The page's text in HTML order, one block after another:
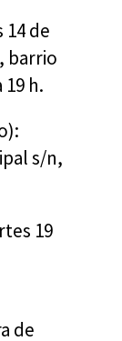
14 de
barrio
19 h.
s/n,
19
de